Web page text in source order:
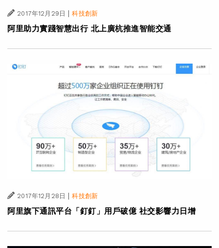
2017年12月29日 | 科技創新
阿里助力實踐智慧出行 北上廣杭推進智能交通
2017年12月28日 | 科技創新
阿里旗下通訊平台「釘釘」用戶破億 社交影響力日增